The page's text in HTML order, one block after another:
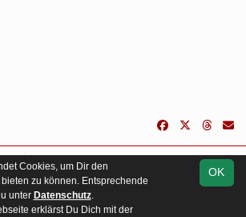
soccero.de
Kontakt
OK
Cookies, um Dir den
zu können. Entsprechende
unter Datenschutz.
erklärst Du Dich mit der